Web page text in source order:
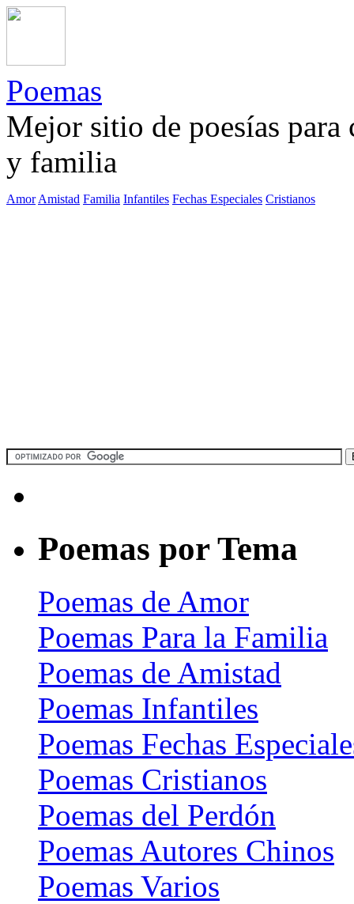
Poemas
Mejor sitio de poesías
y familia
Amor Amistad Familia Infantiles Fechas Especiales Cristianos
Poemas por Tema
Poemas de Amor
Poemas Para la Familia
Poemas de Amistad
Poemas Infantiles
Poemas Fechas
Poemas Cristianos
Poemas del Perdón
Poemas Autores Chinos
Poemas Varios